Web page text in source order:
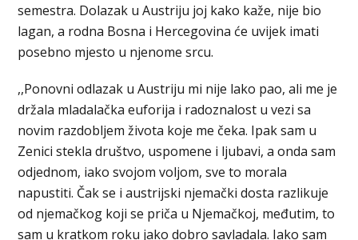
semestra. Dolazak u Austriju joj kako kaže, nije bio
lagan, a rodna Bosna i Hercegovina će uvijek imati
posebno mjesto u njenome srcu.
,,Ponovni odlazak u Austriju mi nije lako pao, ali me je
držala mladalačka euforija i radoznalost u vezi sa
novim razdobljem života koje me čeka. Ipak sam u
Zenici stekla društvo, uspomene i ljubavi, a onda sam
odjednom, iako svojom voljom, sve to morala
napustiti. Čak se i austrijski njemački dosta razlikuje
od njemačkog koji se priča u Njemačkoj, međutim, to
sam u kratkom roku jako dobro savladala. Iako sam